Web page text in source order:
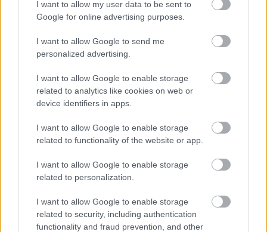
I want to allow my user data to be sent to
Google for online advertising purposes.
I want to allow Google to send me
personalized advertising.
I want to allow Google to enable storage
related to analytics like cookies on web or
device identifiers in apps.
I want to allow Google to enable storage
related to functionality of the website or app.
I want to allow Google to enable storage
related to personalization.
I want to allow Google to enable storage
related to security, including authentication
functionality and fraud prevention, and other
műemlékfelújítás műemlék restaurálás
megújul a tatai Angolkert
A projekt részeként megújulnak a területen található
műemlékek, köztük a különleges Műromok, valamint a közeli
Várkanyarban álló Nepomuki Szent János híd és szobor is.
Bicske Kelet csomópont építése
Új gyalogosátkelők és jelzőlámpás
csomópont épül Angyalföldön